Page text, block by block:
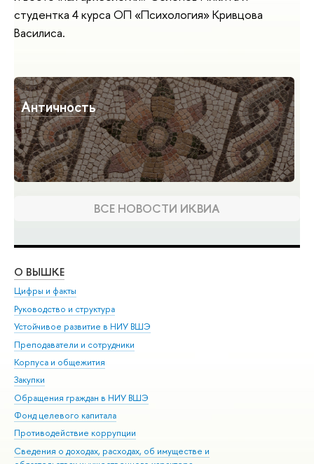
студентка 4 курса ОП «Психология» Кривцова
Василиса.
Античность
ВСЕ НОВОСТИ ИКВИА
О ВЫШКЕ
Цифры и факты
Руководство и структура
Устойчивое развитие в НИУ ВШЭ
Преподаватели и сотрудники
Корпуса и общежития
Закупки
Обращения граждан в НИУ ВШЭ
Фонд целевого капитала
Противодействие коррупции
Сведения о доходах, расходах, об имуществе и